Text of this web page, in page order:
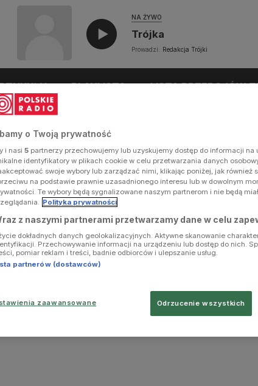
NA ŻYWO
Trójka
Prowadzi: Redakcja Trójki
PLAYLISTA LISTA PRZEBOJÓW
o Twoją prywatność
i nasi 5 partnerzy przechowujemy lub uzyskujemy dostęp do informacji na
identyfikatory w plikach cookie w celu przetwarzania danych
swoje wybory lub zarządzać nimi, klikając poniżej, jak również
na podstawie prawnie uzasadnionego interesu lub w dowolnym
Te wybory będą sygnalizowane naszym partnerom i nie będą
Polityka prywatności
z naszymi partnerami przetwarzamy dane w celu
dokładnych danych geolokalizacyjnych. Aktywne skanowanie
Przechowywanie informacji na urządzeniu lub dostęp do nich.
pomiar reklam i treści, badnie odbiorców i ulepszanie usług.
partnerów (dostawców)
zaawansowane Odrzucenie wszystkich